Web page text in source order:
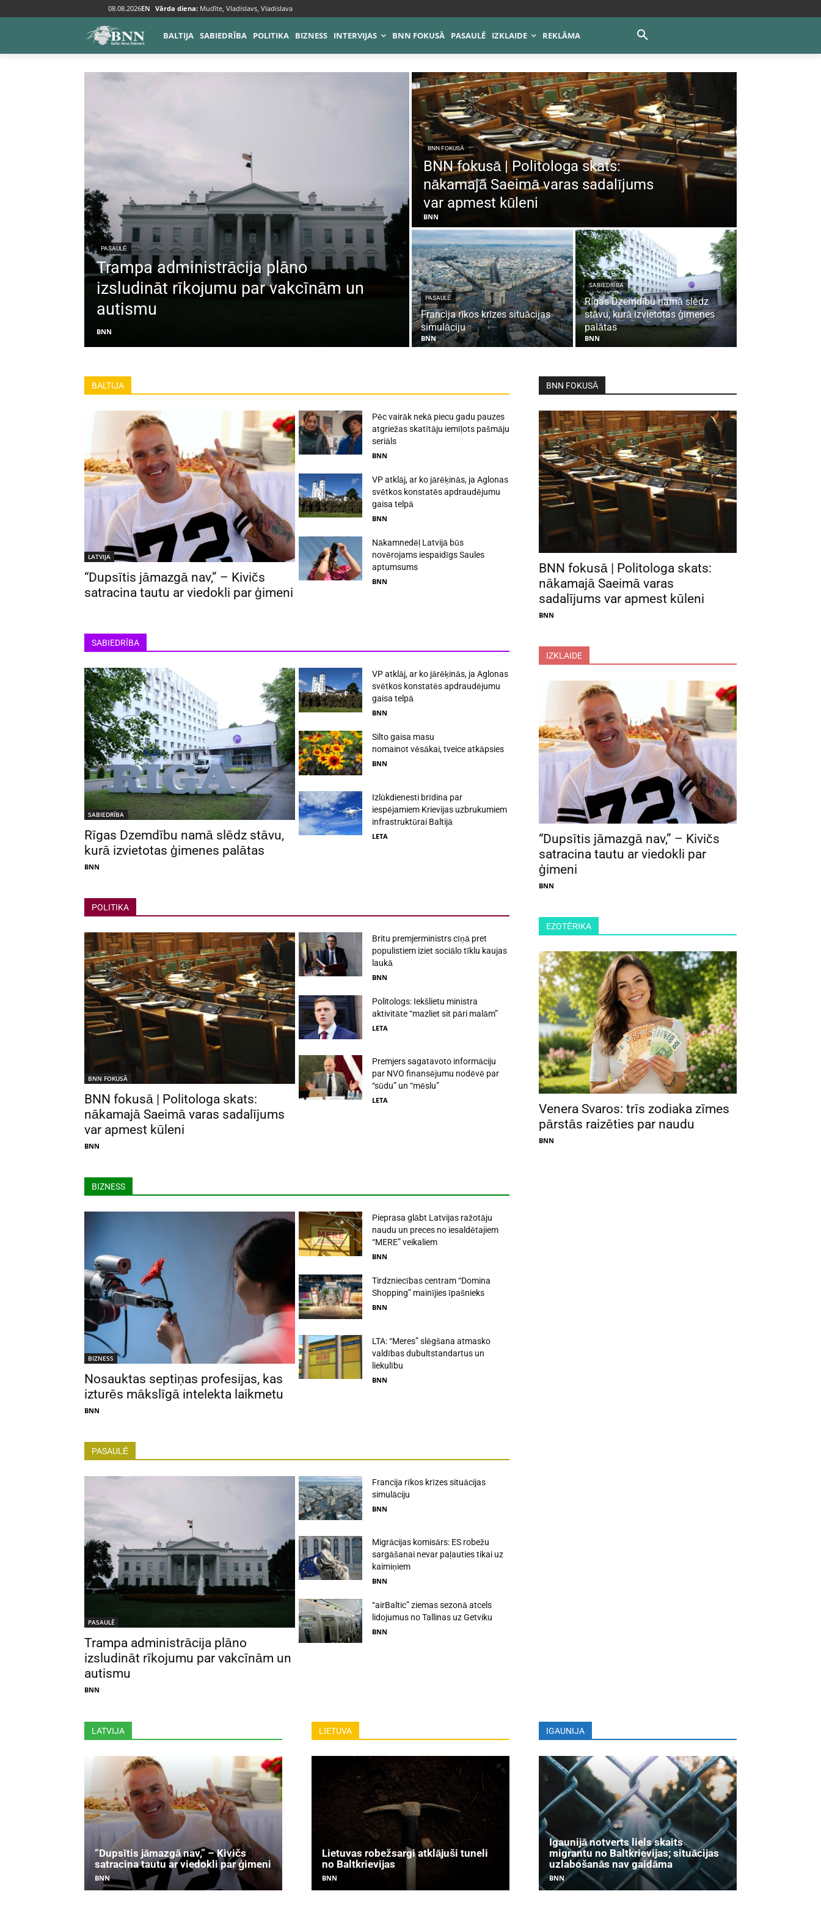
08.08.2026EN Vārda diena: Mudīte, Vladislavs, Vladislava
BALTIJA SABIEDRĪBA POLITIKA BIZNESS INTERVIJAS BNN FOKUSĀ PASAULĒ IZKLAIDE REKLĀMA
PASAULĒ
Trampa administrācija plāno
izsludināt rīkojumu par vakcīnām un
autismu
BNN
BNN FOKUSĀ
BNN fokusā | Politologa skats:
nākamajā Saeimā varas sadalījums
var apmest kūleni
BNN
PASAULĒ
Francija rīkos krīzes situācijas
simulāciju
BNN
SABIEDRĪBA
Rīgas Dzemdību namā slēdz
stāvu, kurā izvietotas ģimenes
palātas
BNN
BALTIJA
LATVIJA
“Dupsītis jāmazgā nav,” – Kivičs
satracina tautu ar viedokli par ģimeni
Pēc vairāk nekā piecu gadu pauzes
atgriežas skatītāju iemīļots pašmāju
seriāls
BNN
VP atklāj, ar ko jārēķinās, ja Aglonas
svētkos konstatēs apdraudējumu
gaisa telpā
BNN
Nākamnedēļ Latvijā būs
novērojams iespaidīgs Saules
aptumsums
BNN
SABIEDRĪBA
SABIEDRĪBA
Rīgas Dzemdību namā slēdz stāvu,
kurā izvietotas ģimenes palātas
BNN
VP atklāj, ar ko jārēķinās, ja Aglonas
svētkos konstatēs apdraudējumu
gaisa telpā
BNN
Silto gaisa masu
nomainot vēsākai, tveice atkāpsies
BNN
Izlūkdienesti brīdina par
iespējamiem Krievijas uzbrukumiem
infrastruktūrai Baltijā
LETA
POLITIKA
BNN FOKUSĀ
BNN fokusā | Politologa skats:
nākamajā Saeimā varas sadalījums
var apmest kūleni
BNN
Britu premjerministrs cīņā pret
populistiem iziet sociālo tīklu kaujas
laukā
BNN
Politologs: Iekšlietu ministra
aktivitāte “mazliet sit pāri malām”
LETA
Premjers sagatavoto informāciju
par NVO finansējumu nodēvē par
“sūdu” un “mēslu”
LETA
BIZNESS
BIZNESS
Nosauktas septiņas profesijas, kas
izturēs mākslīgā intelekta laikmetu
BNN
Pieprasa glābt Latvijas ražotāju
naudu un preces no iesaldētajiem
“MERE” veikaliem
BNN
Tirdzniecības centram “Domina
Shopping” mainījies īpašnieks
BNN
LTA: “Meres” slēgšana atmasko
valdības dubultstandartus un
liekulību
BNN
PASAULĒ
PASAULĒ
Trampa administrācija plāno
izsludināt rīkojumu par vakcīnām un
autismu
BNN
Francija rīkos krīzes situācijas
simulāciju
BNN
Migrācijas komisārs: ES robežu
sargāšanai nevar paļauties tikai uz
kaimiņiem
BNN
“airBaltic” ziemas sezonā atcels
lidojumus no Tallinas uz Getviku
BNN
BNN FOKUSĀ
BNN fokusā | Politologa skats:
nākamajā Saeimā varas
sadalījums var apmest kūleni
BNN
IZKLAIDE
“Dupsītis jāmazgā nav,” – Kivičs
satracina tautu ar viedokli par
ģimeni
BNN
EZOTĒRIKA
Venera Svaros: trīs zodiaka zīmes
pārstās raizēties par naudu
BNN
LATVIJA
“Dupsītis jāmazgā nav,” – Kivičs
satracina tautu ar viedokli par ģimeni
BNN
LIETUVA
Lietuvas robežsargi atklājuši tuneli
no Baltkrievijas
BNN
IGAUNIJA
Igaunijā notverts liels skaits
migrantu no Baltkrievijas; situācijas
uzlabošanās nav gaidāma
BNN